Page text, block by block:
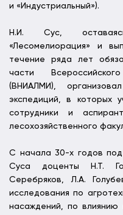
и «Индустриальный»).
Н.И. Сус,
«Лесомелиорация» и
течение ряда лет
части
(ВНИАЛМИ),
экспедиций, в которых
сотрудники и
лесохозяйственного
С начала 30-х годов
Суса доценты Н.Т.
Серебряков, Л.А.
исследования по
насаждений, по влиянию